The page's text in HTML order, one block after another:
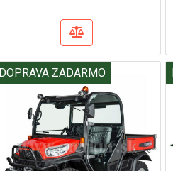
DOPRAVA ZADARMO